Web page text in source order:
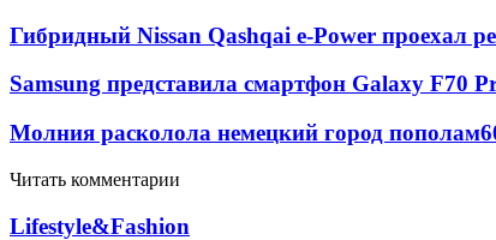
Гибридный Nissan Qashqai e-Power проехал
Samsung представила смартфон Galaxy F70
Молния расколола немецкий город пополам
Читать комментарии
Lifestyle&Fashion